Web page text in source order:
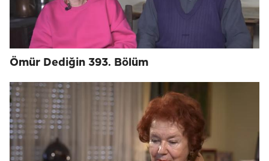
Ömür Dediğin 393. Bölüm